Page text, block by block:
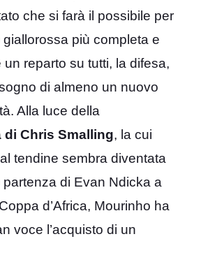
che si farà il possibile per
più completa e
un reparto su tutti, la difesa,
di almeno un nuovo
Alla luce della
di Chris Smalling, la cui
tendine sembra diventata
di Evan Ndicka a
d’Africa, Mourinho ha
voce l’acquisto di un